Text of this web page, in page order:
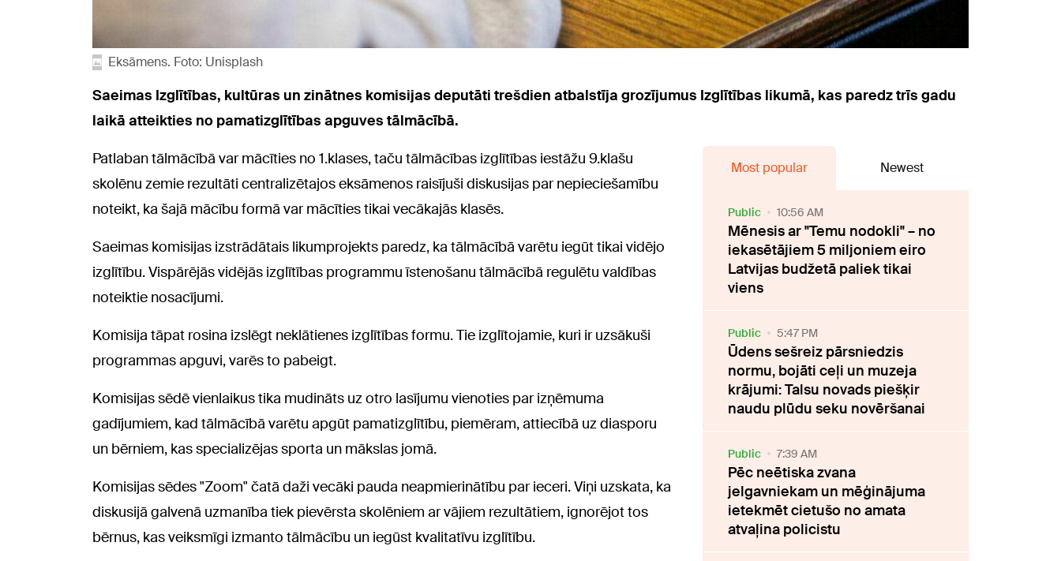
Eksāmens. Foto: Unisplash
Saeimas Izglītības, kultūras un zinātnes komisijas deputāti trešdien atbalstīja grozījumus Izglītības likumā, kas paredz trīs gadu
laikā atteikties no pamatizglītības apguves tālmācībā.
Patlaban tālmācībā var mācīties no 1.klases, taču tālmācības izglītības iestāžu 9.klašu
skolēnu zemie rezultāti centralizētajos eksāmenos raisījuši diskusijas par nepieciešamību
noteikt, ka šajā mācību formā var mācīties tikai vecākajās klasēs.
Saeimas komisijas izstrādātais likumprojekts paredz, ka tālmācībā varētu iegūt tikai vidējo
izglītību. Vispārējās vidējās izglītības programmu īstenošanu tālmācībā regulētu valdības
noteiktie nosacījumi.
Komisija tāpat rosina izslēgt neklātienes izglītības formu. Tie izglītojamie, kuri ir uzsākuši
programmas apguvi, varēs to pabeigt.
Komisijas sēdē vienlaikus tika mudināts uz otro lasījumu vienoties par izņēmuma
gadījumiem, kad tālmācībā varētu apgūt pamatizglītību, piemēram, attiecībā uz diasporu
un bērniem, kas specializējas sporta un mākslas jomā.
Komisijas sēdes "Zoom" čatā daži vecāki pauda neapmierinātību par ieceri. Viņi uzskata, ka
diskusijā galvenā uzmanība tiek pievērsta skolēniem ar vājiem rezultātiem, ignorējot tos
bērnus, kas veiksmīgi izmanto tālmācību un iegūst kvalitatīvu izglītību.
Most popular Newest
Public 10:56 AM
Mēnesis ar "Temu nodokli" – no
iekasētājiem 5 miljoniem eiro
Latvijas budžetā paliek tikai
viens
Public 5:47 PM
Ūdens sešreiz pārsniedzis
normu, bojāti ceļi un muzeja
krājumi: Talsu novads piešķir
naudu plūdu seku novēršanai
Public 7:39 AM
Pēc neētiska zvana
jelgavniekam un mēģinājuma
ietekmēt cietušo no amata
atvaļina policistu